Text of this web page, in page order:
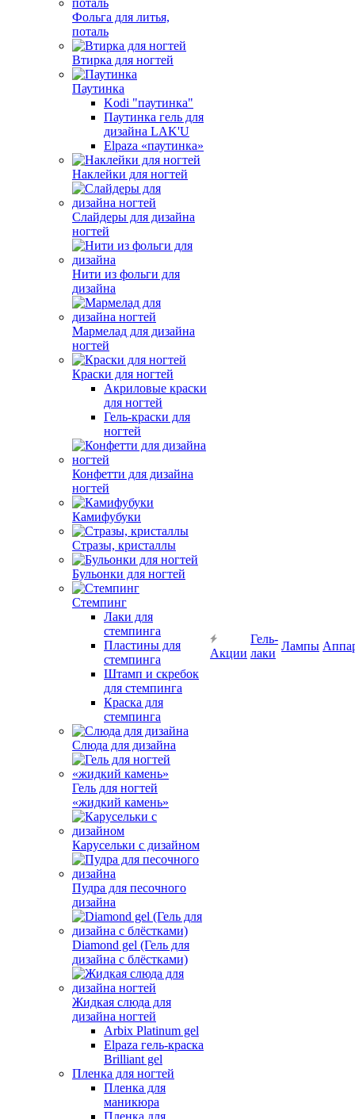
Фольга для литья,
поталь
Втирка для ногтей
Паутинка
Kodi "паутинка"
Паутинка гель для
дизайна LAK'U
Elpaza «паутинка»
Наклейки для ногтей
Слайдеры для дизайна
ногтей
Нити из фольги для
дизайна
Мармелад для дизайна
ногтей
Краски для ногтей
Акриловые краски
для ногтей
Гель-краски для
ногтей
Конфетти для дизайна
ногтей
Камифубуки
Стразы, кристаллы
Бульонки для ногтей
Стемпинг
Лаки для
стемпинга
Пластины для
стемпинга
Штамп и скребок
для стемпинга
Краска для
стемпинга
Слюда для дизайна
Гель для ногтей
«жидкий камень»
Карусельки с дизайном
Пудра для песочного
дизайна
Diamond gel (Гель для
дизайна с блёстками)
Жидкая слюда для
дизайна ногтей
Arbix Platinum gel
Elpaza гель-краска
Brilliant gel
Пленка для ногтей
Пленка для
маникюра
Пленка для
Акции
Гель-
лаки
Лампы